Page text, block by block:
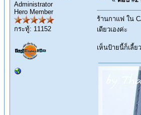
Administrator
Hero Member
กระทู้: 11152
ร้านกาแฟ ใน
เดียวเองค่ะ
เห็นป้ายนี้ก็เลี้ย